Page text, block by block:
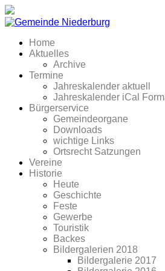
Home
Aktuelles
Archive
Termine
Jahreskalender aktuell
Jahreskalender iCal
Bürgerservice
Gemeindeorgane
Downloads
wichtige Links
Ortsrecht Satzungen
Vereine
Historie
Heute
Geschichte
Feste
Gewerbe
Touristik
Backes
Bildergalerien 2018
Bildergalerie 2017